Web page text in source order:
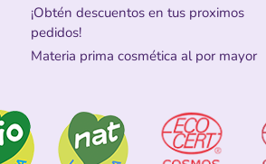
¡Obtén descuentos en tus proximos
pedidos!
Materia prima cosmética al por mayor